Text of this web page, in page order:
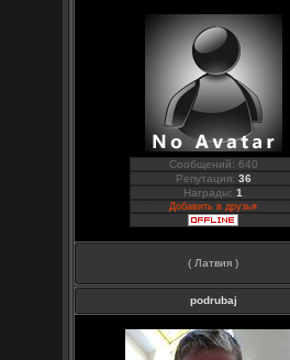
Сообщений: 640
Репутация: 36
Награды:1
Добавить в друзья
( Латвия )
podrubaj